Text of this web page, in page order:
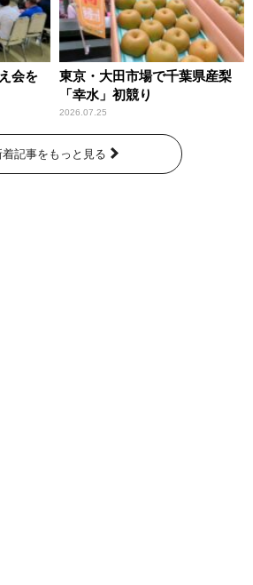
会を
東京・大田市場で千葉県産梨
「幸水」初競り
2026.07.25
着記事をもっと見る